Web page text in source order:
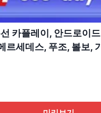
카플레이, 안드로이
르세데스, 푸조, 볼보,